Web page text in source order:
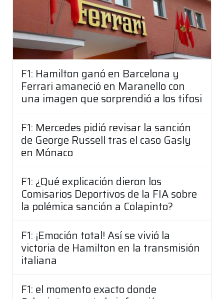
F1: Hamilton ganó en Barcelona y
Ferrari amaneció en Maranello con
una imagen que sorprendió a los tifosi
F1: Mercedes pidió revisar la sanción
de George Russell tras el caso Gasly
en Mónaco
F1: ¿Qué explicación dieron los
Comisarios Deportivos de la FIA sobre
la polémica sanción a Colapinto?
F1: ¡Emoción total! Así se vivió la
victoria de Hamilton en la transmisión
italiana
F1: el momento exacto donde